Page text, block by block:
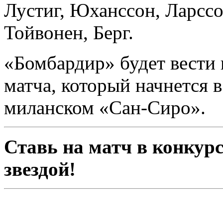
Лустиг, Юханссон,
Тойвонен, Берг.
«Бомбардир» будет
матча, который начнется
миланском «Сан-Сиро».
Ставь на матч в
звездой!